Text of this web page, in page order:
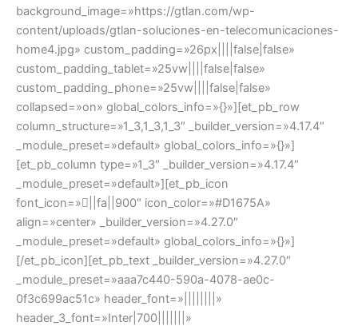
background_image=»https://gtlan.com/wp-
content/uploads/gtlan-soluciones-en-telecomunicaciones-
home4.jpg» custom_padding=»26px||||false|false»
custom_padding_tablet=»25vw||||false|false»
custom_padding_phone=»25vw||||false|false»
collapsed=»on» global_colors_info=»{}»][et_pb_row
column_structure=»1_3,1_3,1_3″ _builder_version=»4.17.4″
_module_preset=»default» global_colors_info=»{}»]
[et_pb_column type=»1_3″ _builder_version=»4.17.4″
_module_preset=»default»][et_pb_icon
font_icon=»||fa||900″ icon_color=»#D1675A»
align=»center» _builder_version=»4.27.0″
_module_preset=»default» global_colors_info=»{}»]
[/et_pb_icon][et_pb_text _builder_version=»4.27.0″
_module_preset=»aaa7c440-590a-4078-ae0c-
0f3c699ac51c» header_font=»||||||||»
header_3_font=»Inter|700|||||||»